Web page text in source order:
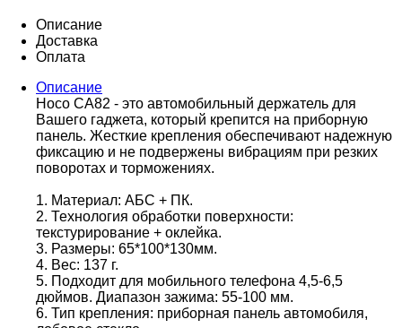
Описание
Доставка
Оплата
Описание
Hoco CA82 - это автомобильный держатель для
Вашего гаджета, который крепится на приборную
панель. Жесткие крепления обеспечивают надежную
фиксацию и не подвержены вибрациям при резких
поворотах и торможениях.
1. Материал: АБС + ПК.
2. Технология обработки поверхности:
текстурирование + оклейка.
3. Размеры: 65*100*130мм.
4. Вес: 137 г.
5. Подходит для мобильного телефона 4,5-6,5
дюймов. Диапазон зажима: 55-100 мм.
6. Тип крепления: приборная панель автомобиля,